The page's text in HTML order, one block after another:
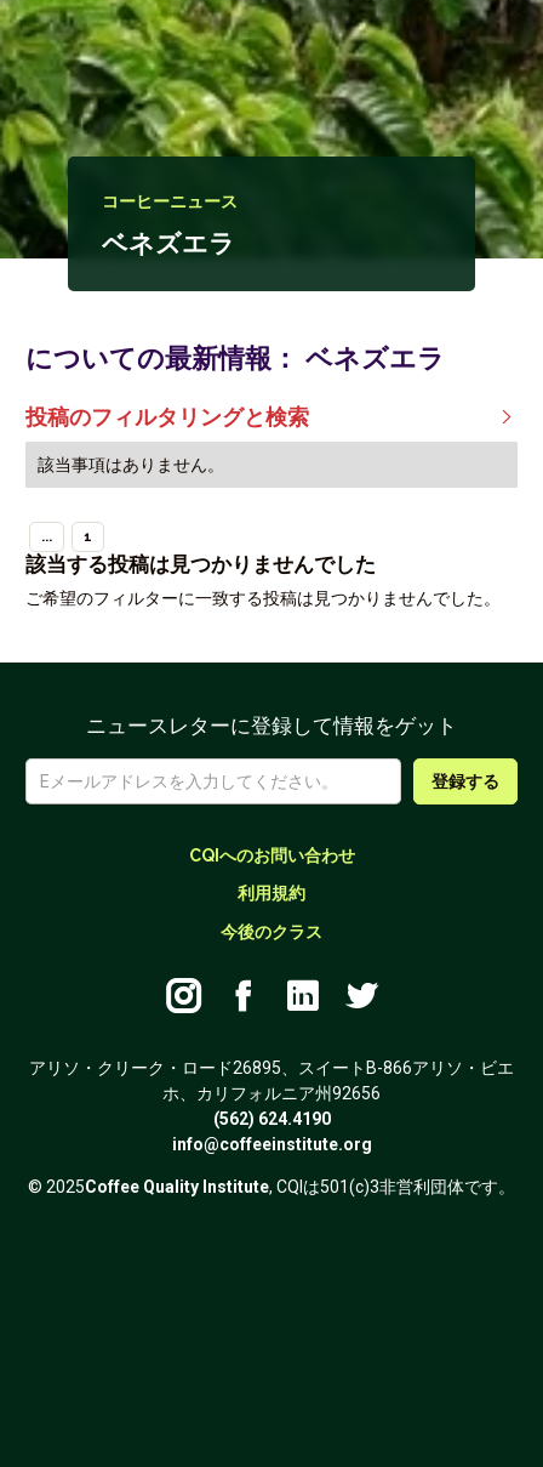
コーヒーニュース
ベネズエラ
についての最新情報： ベネズエラ
投稿のフィルタリングと検索 
該当事項はありません。
... 1
該当する投稿は見つかりませんでした
ご希望のフィルターに一致する投稿は見つかりませんでした。
ニュースレターに登録して情報をゲット
CQIへのお問い合わせ
利用規約
今後のクラス
   
アリソ・クリーク・ロード26895、スイートB-866アリソ・ビエ
ホ、カリフォルニア州92656
(562) 624.4190
info@coffeeinstitute.org
© 2025Coffee Quality Institute, CQIは501(c)3非営利団体です。